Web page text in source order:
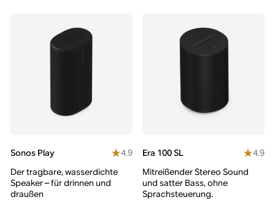
Sonos Play
4.9
Der tragbare, wasserdichte
Speaker – für drinnen und
draußen
Era 100 SL
4.9
Mitreißender Stereo Sound
und satter Bass, ohne
Sprachsteuerung.